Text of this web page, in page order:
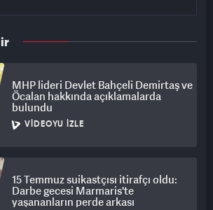
MHP lideri Devlet Bahçeli Demirtaş ve
Öcalan hakkında açıklamalarda
bulundu
VIDEOYU İZLE
15 Temmuz suikastçısı itirafçı oldu:
Darbe gecesi Marmaris'te
yaşananların perde arkası